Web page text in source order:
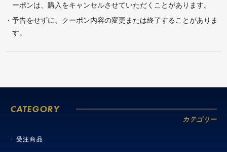
ーポンは、購入をキャンセルさせていただくことがあります。
・予告をせずに、クーポン内容の変更または終了することがありま
す。
CATEGORY
カテゴリー
受注商品